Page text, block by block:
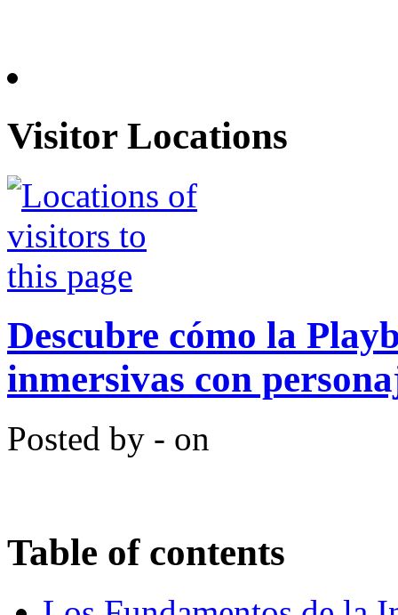
Visitor Locations
Descubre cómo la
inmersivas con
Posted by - on
Table of contents